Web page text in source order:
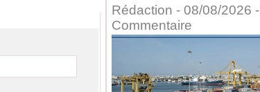
Rédaction - 08/08/2026 -
Commentaire